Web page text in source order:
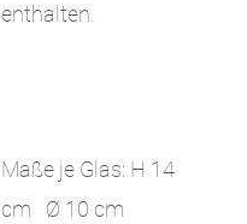
enthalten.
Maße je Glas: H 14
cm Ø 10 cm